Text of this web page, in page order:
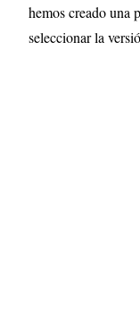
hemos creado una
seleccionar la